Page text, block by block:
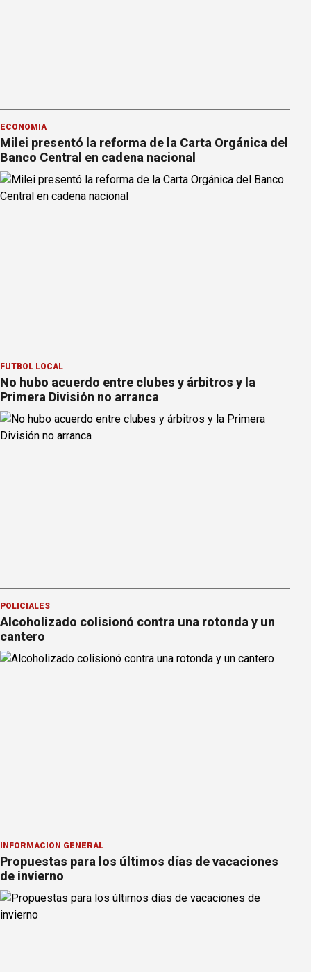
ECONOMÍA
Milei presentó la reforma de la Carta Orgánica del
Banco Central en cadena nacional
FÚTBOL LOCAL
No hubo acuerdo entre clubes y árbitros y la
Primera División no arranca
POLICIALES
Alcoholizado colisionó contra una rotonda y un
cantero
INFORMACION GENERAL
Propuestas para los últimos días de vacaciones
de invierno